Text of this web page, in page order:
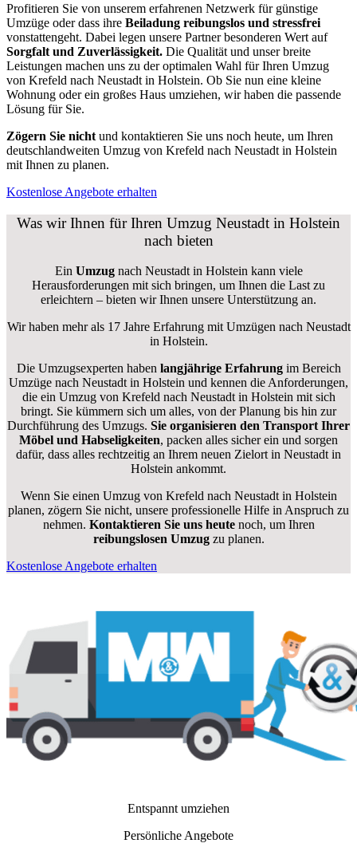
Profitieren Sie von unserem erfahrenen Netzwerk für günstige
Umzüge oder dass ihre Beiladung reibungslos und stressfrei
vonstattengeht. Dabei legen unsere Partner besonderen Wert auf
Sorgfalt und Zuverlässigkeit. Die Qualität und unser breite
Leistungen machen uns zu der optimalen Wahl für Ihren Umzug
von Krefeld nach Neustadt in Holstein. Ob Sie nun eine kleine
Wohnung oder ein großes Haus umziehen, wir haben die passende
Lösung für Sie.
Zögern Sie nicht und kontaktieren Sie uns noch heute, um Ihren
deutschlandweiten Umzug von Krefeld nach Neustadt in Holstein
mit Ihnen zu planen.
Kostenlose Angebote erhalten
Was wir Ihnen für Ihren Umzug Neustadt in Holstein
nach bieten
Ein Umzugnach Neustadt in Holstein kann viele
Herausforderungen mit sich bringen, um Ihnen die Last zu
erleichtern – bieten wir Ihnen unsere Unterstützung an.
Wir haben mehr als 17 Jahre Erfahrung mit Umzügen nach Neustadt
in Holstein.
Die Umzugsexperten haben langjährige Erfahrungim Bereich
Umzüge nach Neustadt in Holstein und kennen die Anforderungen,
die ein Umzug von Krefeld nach Neustadt in Holstein mit sich
bringt. Sie kümmern sich um alles, von der Planung bis hin zur
Durchführung des Umzugs. Sie organisieren den Transport Ihrer
Möbel und Habseligkeiten, packen alles sicher ein und sorgen
dafür, dass alles rechtzeitig an Ihrem neuen Zielort in Neustadt in
Holstein ankommt.
Wenn Sie einen Umzug von Krefeld nach Neustadt in Holstein
planen, zögern Sie nicht, unsere professionelle Hilfe in Anspruch zu
nehmen. Kontaktieren Sie uns heutenoch, um Ihren
reibungslosen Umzugzu planen.
Kostenlose Angebote erhalten
Entspannt umziehen
Persönliche Angebote